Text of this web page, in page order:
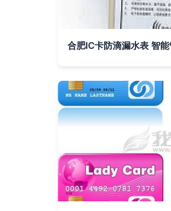
合肥IC卡防滴漏水表 智